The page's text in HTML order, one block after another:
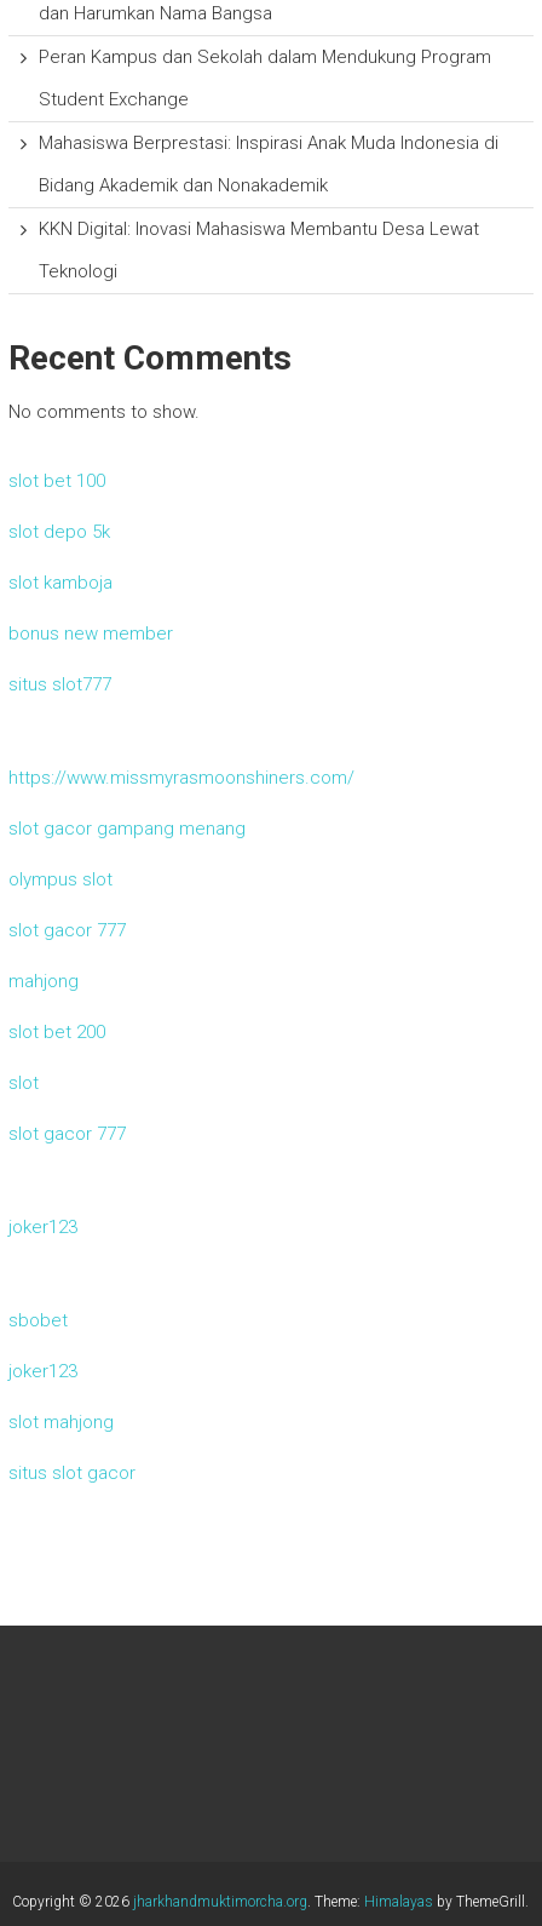
dan Harumkan Nama Bangsa
Peran Kampus dan Sekolah dalam Mendukung Program
Student Exchange
Mahasiswa Berprestasi: Inspirasi Anak Muda Indonesia di
Bidang Akademik dan Nonakademik
KKN Digital: Inovasi Mahasiswa Membantu Desa Lewat
Teknologi
Recent Comments
No comments to show.
slot bet 100
slot depo 5k
slot kamboja
bonus new member
situs slot777
https://www.missmyrasmoonshiners.com/
slot gacor gampang menang
olympus slot
slot gacor 777
mahjong
slot bet 200
slot
slot gacor 777
joker123
sbobet
joker123
slot mahjong
situs slot gacor
Copyright © 2026 jharkhandmuktimorcha.org. Theme: Himalayas by ThemeGrill.